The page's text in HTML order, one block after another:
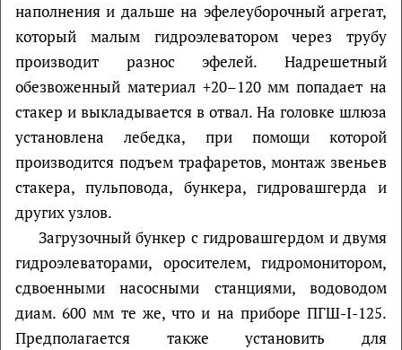
наполнения и дальше на эфелеуборочный агрегат,
который малым гидроэлеватором через трубу
производит разнос эфелей. Надрешетный
обезвоженный материал +20–120 мм попадает на
стакер и выкладывается в отвал. На головке шлюза
установлена лебедка, при помощи которой
производится подъем трафаретов, монтаж звеньев
стакера, пульповода, бункера, гидровашгерда и
других узлов.
Загрузочный бункер с гидровашгердом и двумя
гидроэлеваторами, оросителем, гидромонитором,
сдвоенными насосными станциями, водоводом
диам. 600 мм те же, что и на приборе ПГШ-I-125.
Предполагается также установить для